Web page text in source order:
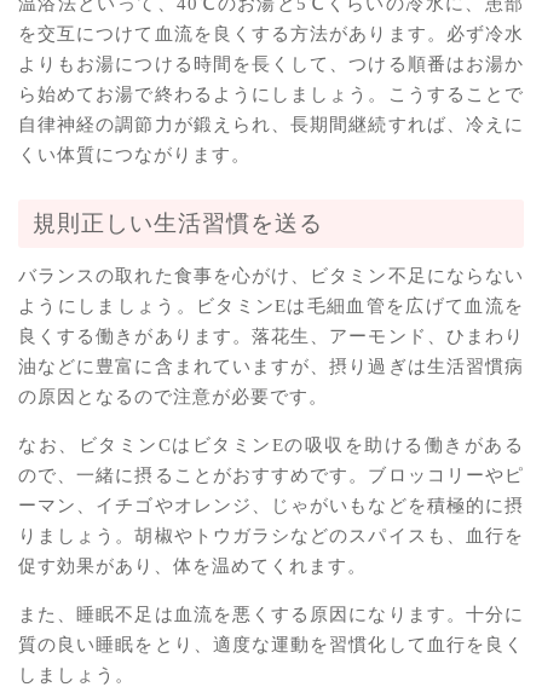
を交互につけて血流を良くする方法があります。必ず冷水
よりもお湯につける時間を長くして、つける順番はお湯か
ら始めてお湯で終わるようにしましょう。こうすることで
自律神経の調節力が鍛えられ、長期間継続すれば、冷えに
くい体質につながります。
規則正しい生活習慣を送る
バランスの取れた食事を心がけ、ビタミン不足にならない
ようにしましょう。ビタミンEは毛細血管を広げて血流を
良くする働きがあります。落花生、アーモンド、ひまわり
油などに豊富に含まれていますが、摂り過ぎは生活習慣病
の原因となるので注意が必要です。
なお、ビタミンCはビタミンEの吸収を助ける働きがある
ので、一緒に摂ることがおすすめです。ブロッコリーやピ
ーマン、イチゴやオレンジ、じゃがいもなどを積極的に摂
りましょう。胡椒やトウガラシなどのスパイスも、血行を
促す効果があり、体を温めてくれます。
また、睡眠不足は血流を悪くする原因になります。十分に
質の良い睡眠をとり、適度な運動を習慣化して血行を良く
しましょう。